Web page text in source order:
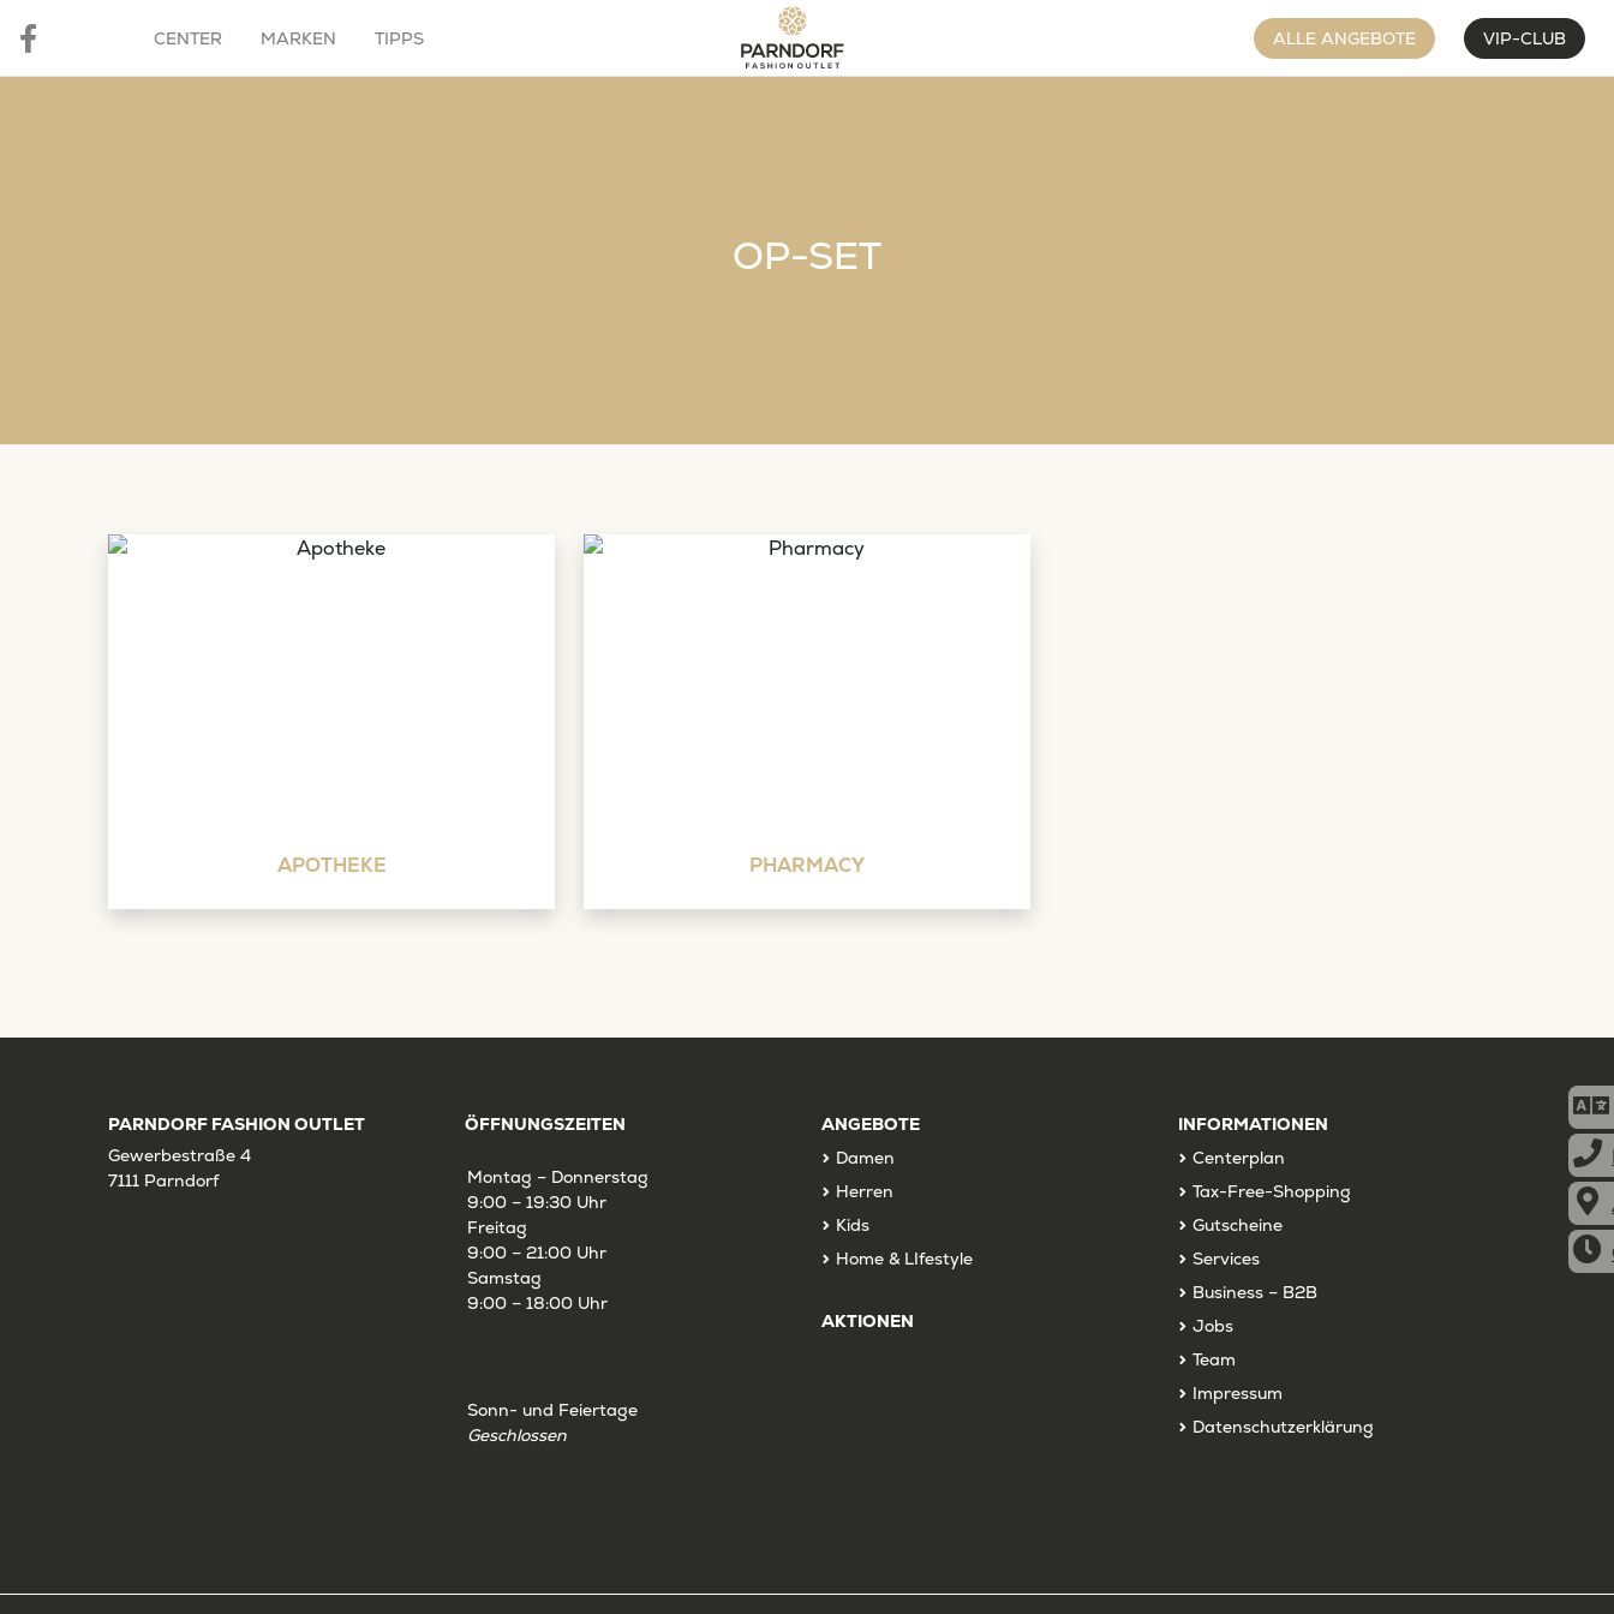
CENTER MARKEN TIPPS ALLE ANGEBOTE VIP-CLUB
OP-SET
APOTHEKE PHARMACY
PARNDORF FASHION OUTLET
Gewerbestraße 4
7111 Parndorf
ÖFFNUNGSZEITEN
Montag – Donnerstag
9:00 – 19:30 Uhr
Freitag
9:00 – 21:00 Uhr
Samstag
9:00 – 18:00 Uhr
Sonn- und Feiertage
Geschlossen
ANGEBOTE
Damen
Herren
Kids
Home & LIfestyle
AKTIONEN
INFORMATIONEN
Centerplan
Tax-Free-Shopping
Gutscheine
Services
Business – B2B
Jobs
Team
Impressum
Datenschutzerklärung